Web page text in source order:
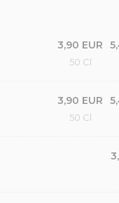
3,90 EUR
50 Cl
3,90 EUR
50 Cl